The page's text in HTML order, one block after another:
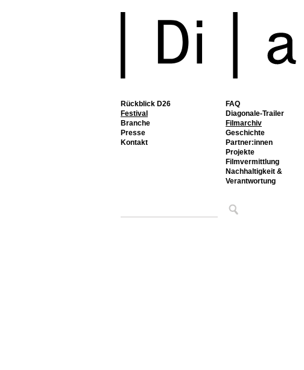
Rückblick D26
Festival
FAQ
Diagonale-Trailer
Filmarchiv
Geschichte
Partner:innen
Projekte
Filmvermittlung
Nachhaltigkeit &
Verantwortung
Branche
Presse
Kontakt